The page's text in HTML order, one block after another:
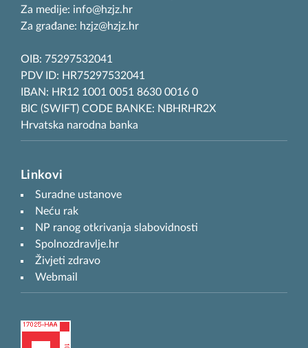
Za medije: info@hzjz.hr
Za građane: hzjz@hzjz.hr
OIB: 75297532041
PDV ID: HR75297532041
IBAN: HR12 1001 0051 8630 0016 0
BIC (SWIFT) CODE BANKE: NBHRHR2X
Hrvatska narodna banka
Linkovi
Suradne ustanove
Neću rak
NP ranog otkrivanja slabovidnosti
Spolnozdravlje.hr
Živjeti zdravo
Webmail